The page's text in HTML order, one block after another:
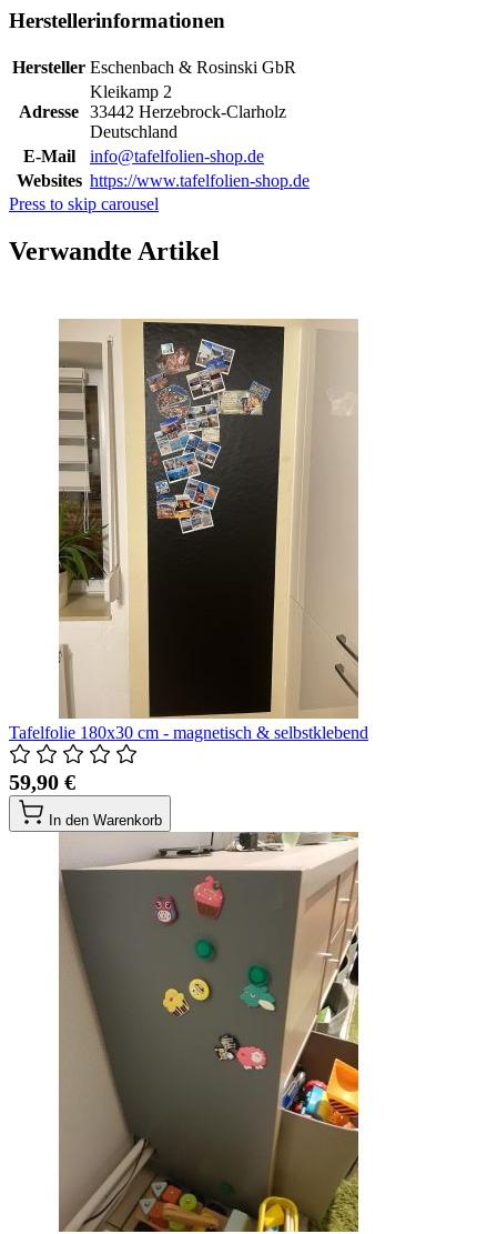
Herstellerinformationen
Hersteller Eschenbach & Rosinski GbR
Adresse
Kleikamp 2
33442 Herzebrock-Clarholz
Deutschland
E-Mail
info@tafelfolien-shop.de
Websites https://www.tafelfolien-shop.de
Press to skip carousel
Verwandte Artikel
Tafelfolie 180x30 cm - magnetisch & selbstklebend
59,90 €
In den Warenkorb